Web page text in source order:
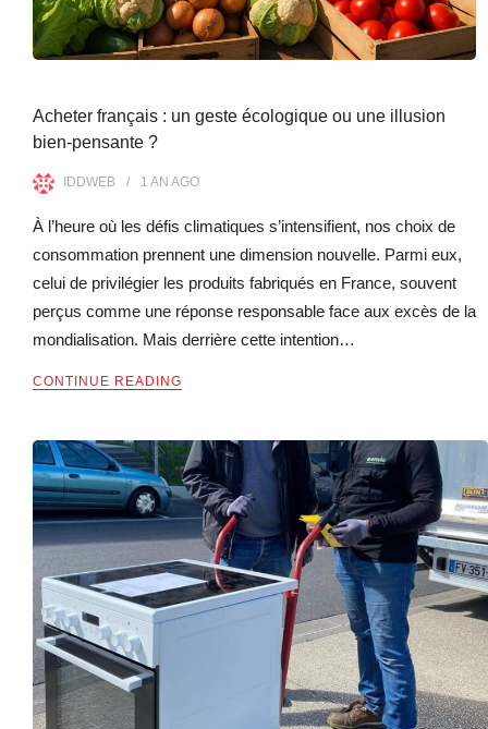
Acheter français : un geste écologique ou une illusion
bien-pensante ?
IDDWEB 1 AN AGO
À l’heure où les défis climatiques s’intensifient, nos choix de
consommation prennent une dimension nouvelle. Parmi eux,
celui de privilégier les produits fabriqués en France, souvent
perçus comme une réponse responsable face aux excès de la
mondialisation. Mais derrière cette intention…
CONTINUE READING